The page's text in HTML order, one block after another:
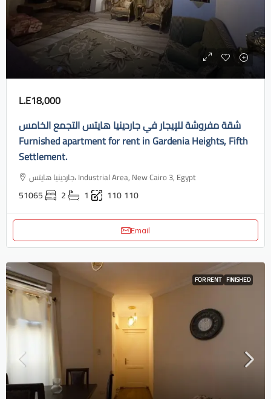
L.E18,000
شقة مفروشة للإيجار في جاردينيا هايتس التجمع الخامس
Furnished apartment for rent in Gardenia Heights, Fifth
Settlement.
جاردينيا هايتس، Industrial Area, New Cairo 3, Egypt
51065 2 1 110110
Email
FOR RENT FINISHED